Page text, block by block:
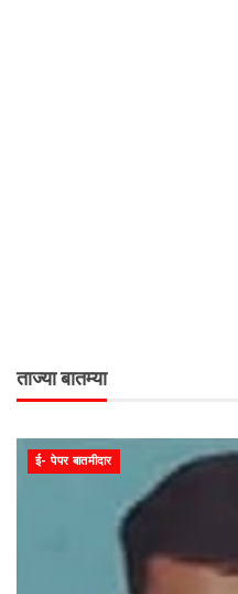
ताज्या बातम्या
ई- पेपर बातमीदार